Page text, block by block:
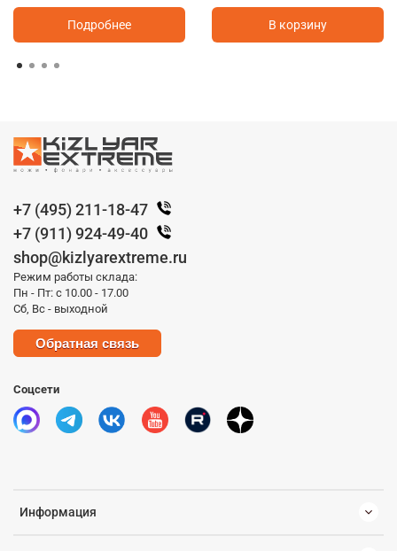
Подробнее В корзину
Информация
+7 (495) 211-18-47
+7 (911) 924-49-40
shop@kizlyarextreme.ru
Режим работы склада:
Пн - Пт: с 10.00 - 17.00
Сб, Вс - выходной
Обратная связь
Соцсети